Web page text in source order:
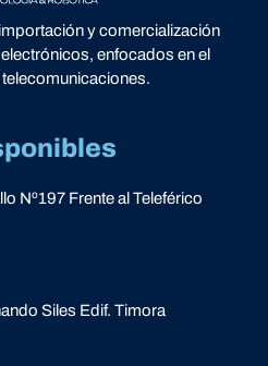
y comercialización
enfocados en el
Nº197 Frente al Teleférico
Siles Edif. Timora